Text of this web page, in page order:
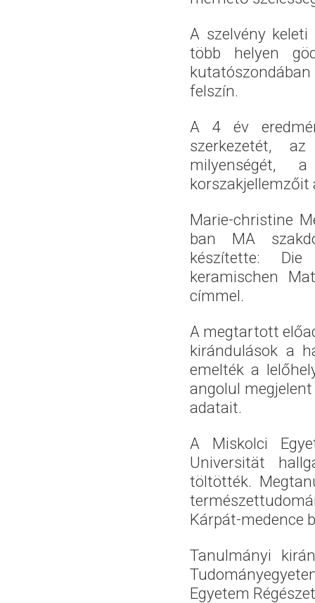
A szelvény
több helyen
felszín.
A 4 év
szerkezetét,
milyenségét,
korszakjellemzőit
Marie-christine
ban MA
készítette:
keramischen
címmel.
A megtartott
kirándulások a
emelték a
angolul
adatait.
A Miskolci
Universität
töltötték.
Kárpát-medence
Tanulmányi
Egyetem